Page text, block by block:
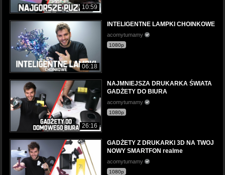
10:59
06:18
INTELIGENTNE LAMPKI CHOINKOWE
acomytumamy
1080p
26:16
NAJMNIEJSZA DRUKARKA ŚWIATA
GADŻETY DO BIURA
acomytumamy
1080p
GADŻETY Z DRUKARKI 3D NA TWOJ
NOWY SMARTFON realme
acomytumamy
1080p